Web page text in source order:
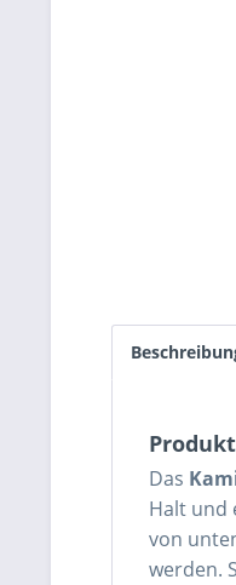
Das
Halt und
von
werden.